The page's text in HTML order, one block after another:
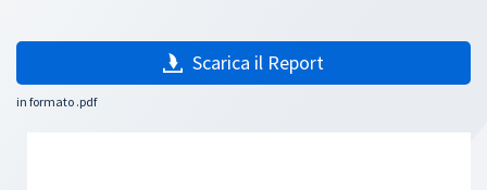
Scarica il Report
in formato .pdf